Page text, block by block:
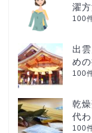
濯
100
出
め
100
乾
代
100